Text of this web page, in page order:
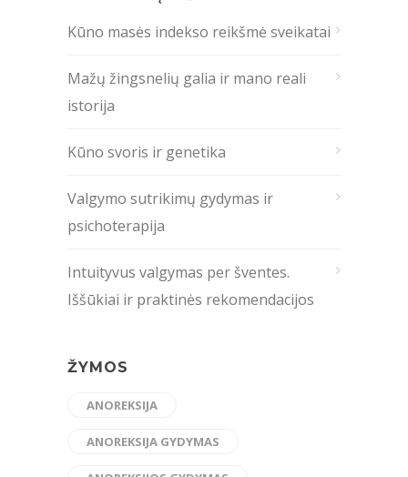
Kūno masės indekso reikšmė sveikatai
Mažų žingsnelių galia ir mano reali
istorija
Kūno svoris ir genetika
Valgymo sutrikimų gydymas ir
psichoterapija
Intuityvus valgymas per šventes.
Iššūkiai ir praktinės rekomendacijos
ŽYMOS
ANOREKSIJA
ANOREKSIJA GYDYMAS